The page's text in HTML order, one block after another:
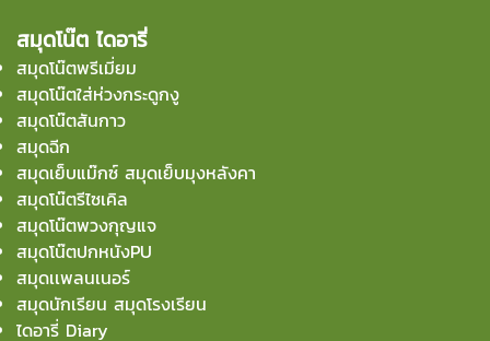
สมุดโน๊ต ไดอารี่
สมุดโน๊ตพรีเมี่ยม
สมุดโน๊ตใส่ห่วงกระดูกงู
สมุดโน๊ตสันกาว
สมุดฉีก
สมุดเย็บแม๊กซ์ สมุดเย็บมุงหลังคา
สมุดโน๊ตรีไซเคิล
สมุดโน๊ตพวงกุญแจ
สมุดโน๊ตปกหนังPU
สมุดเเพลนเนอร์
สมุดนักเรียน สมุดโรงเรียน
ไดอารี่ Diary